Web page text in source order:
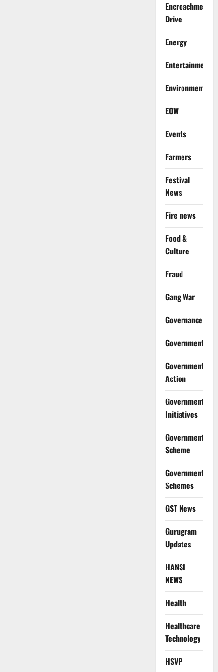
Encroachment
Drive
Energy
Entertainment
Environment
EOW
Events
Farmers
Festival
News
Fire news
Food &
Culture
Fraud
Gang War
Governance
Government
Government
Action
Government
Initiatives
Government
Scheme
Government
Schemes
GST News
Gurugram
Updates
HANSI
NEWS
Health
Healthcare
Technology
HSVP